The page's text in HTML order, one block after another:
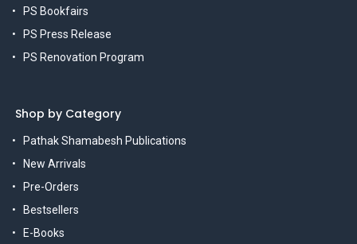
PS Bookfairs
PS Press Release
PS Renovation Program
Shop by Category
Pathak Shamabesh Publications
New Arrivals
Pre-Orders
Bestsellers
E-Books